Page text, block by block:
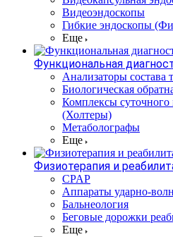
Видеоэндоскопы
Гибкие эндоскопы
Еще
Функциональная
Анализаторы состава
Биологическая
Комплексы
(Холтеры)
Метаболографы
Еще
Физиотерапия и
CPAP
Аппараты ударно-
Бальнеология
Беговые дорожки
Еще